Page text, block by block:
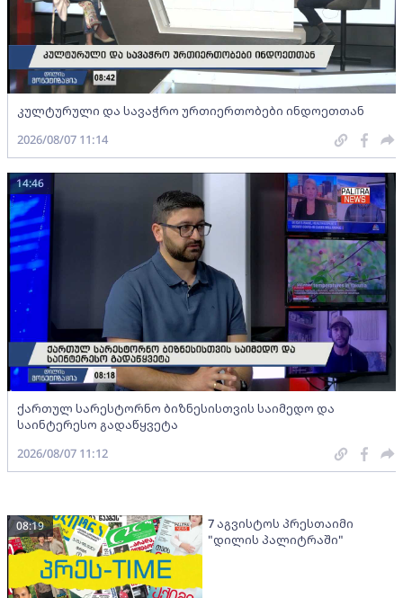
კულტურული და სავაჭრო ურთიერთობები ინდოეთთან
2026/08/07 11:14
ქართულ სარესტორნო ბიზნესისთვის საიმედო და
საინტერესო გადაწყვეტა
14:46
2026/08/07 11:12
7 აგვისტოს პრესთაიმი
"დილის პალიტრაში"
08:19